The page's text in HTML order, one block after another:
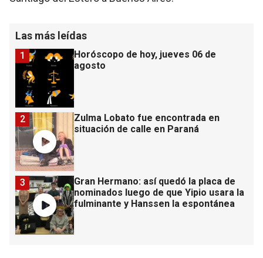
Las más leídas
Horóscopo de hoy, jueves 06 de
agosto
1
Zulma Lobato fue encontrada en
situación de calle en Paraná
2
Gran Hermano: así quedó la placa de
nominados luego de que Yipio usara la
fulminante y Hanssen la espontánea
3